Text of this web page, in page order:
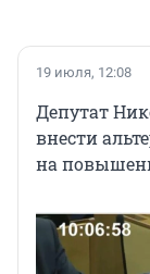
19 июля, 12:08
Депутат
внести
на